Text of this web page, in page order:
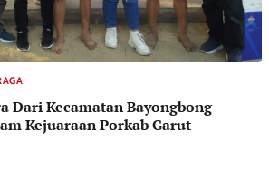
Dari Kecamatan Bayongbong
Kejuaraan Porkab Garut